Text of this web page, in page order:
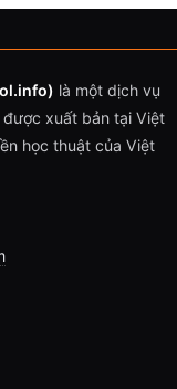
là một dịch vụ
xuất bản tại Việt
học thuật của Việt